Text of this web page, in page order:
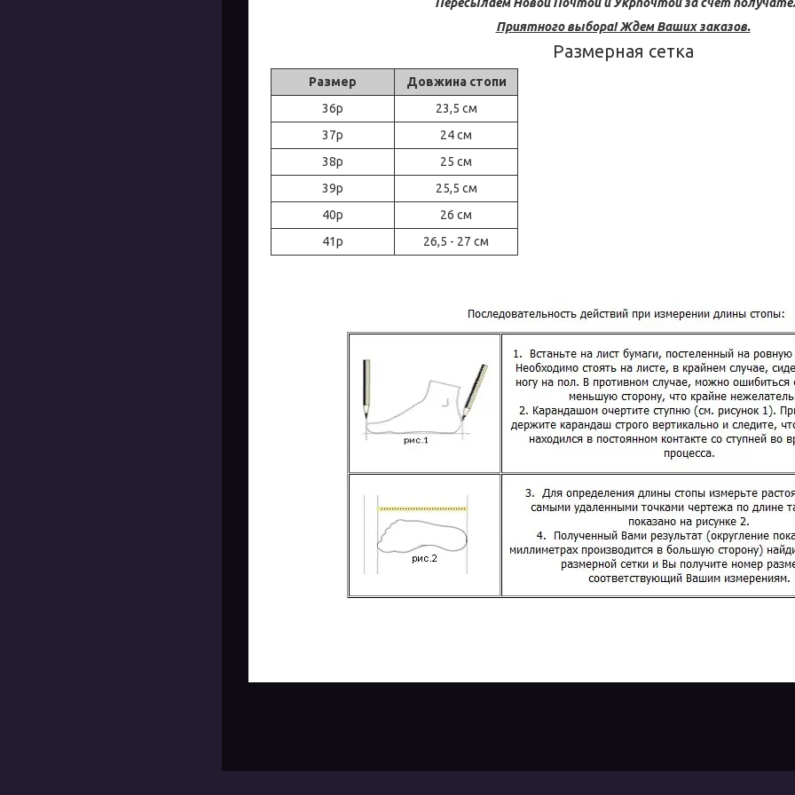
Приятного выбора! Ждем Ваших заказов.
Размерная сетка
Размер
Довжина стопи
36р
23,5 см
37р
24 см
38р
25 см
39р
25,5 см
40р
26 см
41р
26,5 - 27 см